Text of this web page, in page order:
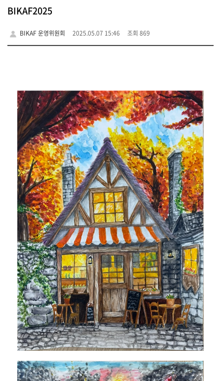
BIKAF2025
BIKAF 운영위원회 2025.05.07 15:46 조회 869